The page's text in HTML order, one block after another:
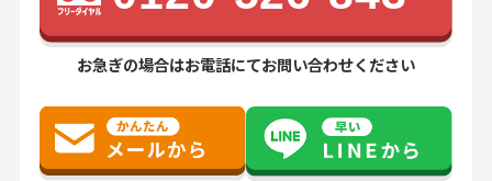
お急ぎの場合はお電話にてお問い合わせください